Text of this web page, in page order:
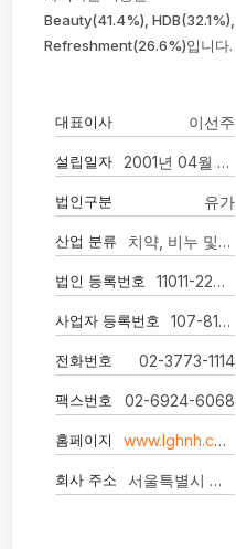
Beauty(41.4%), HDB(32.1%),
Refreshment(26.6%)입니다.
대표이사 이선주
설립일자 2001년 04월 03일
법인구분 유가
산업 분류 치약, 비누 및 기타 세제 제조업
법인 등록번호 11011-2208000
사업자 등록번호 107-81-98143
전화번호 02-3773-1114
팩스번호 02-6924-6068
홈페이지 www.lghnh.com
회사 주소 서울특별시 중구 후암로 98 LG서울역빌딩